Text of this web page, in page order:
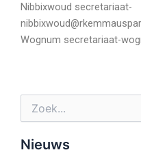
Nibbixwoud secretariaat-
Wognum secretariaat-
Zoek
naar:
Nieuws